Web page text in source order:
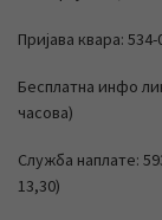
Пријава квара:
Бесплатна инфо
часова)
Служба наплате:
13,30)